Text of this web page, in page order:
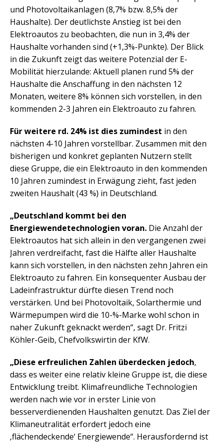
und Photovoltaikanlagen (8,7% bzw. 8,5% der
Haushalte). Der deutlichste Anstieg ist bei den
Elektroautos zu beobachten, die nun in 3,4% der
Haushalte vorhanden sind (+1,3%-Punkte). Der Blick
in die Zukunft zeigt das weitere Potenzial der E-
Mobilität hierzulande: Aktuell planen rund 5% der
Haushalte die Anschaffung in den nächsten 12
Monaten, weitere 8% können sich vorstellen, in den
kommenden 2-3 Jahren ein Elektroauto zu fahren.
Für weitere rd. 24% ist dies zumindest in den
nächsten 4-10 Jahren vorstellbar. Zusammen mit den
bisherigen und konkret geplanten Nutzern stellt
diese Gruppe, die ein Elektroauto in den kommenden
10 Jahren zumindest in Erwägung zieht, fast jeden
zweiten Haushalt (43 %) in Deutschland.
„Deutschland kommt bei den
Energiewendetechnologien voran. Die Anzahl der
Elektroautos hat sich allein in den vergangenen zwei
Jahren verdreifacht, fast die Hälfte aller Haushalte
kann sich vorstellen, in den nächsten zehn Jahren ein
Elektroauto zu fahren. Ein konsequenter Ausbau der
Ladeinfrastruktur dürfte diesen Trend noch
verstärken. Und bei Photovoltaik, Solarthermie und
Wärmepumpen wird die 10-%-Marke wohl schon in
naher Zukunft geknackt werden“, sagt Dr. Fritzi
Köhler-Geib, Chefvolkswirtin der KfW.
„Diese erfreulichen Zahlen überdecken jedoch,
dass es weiter eine relativ kleine Gruppe ist, die diese
Entwicklung treibt. Klimafreundliche Technologien
werden nach wie vor in erster Linie von
besserverdienenden Haushalten genutzt. Das Ziel der
Klimaneutralität erfordert jedoch eine
‚flächendeckende‘ Energiewende“. Herausfordernd ist